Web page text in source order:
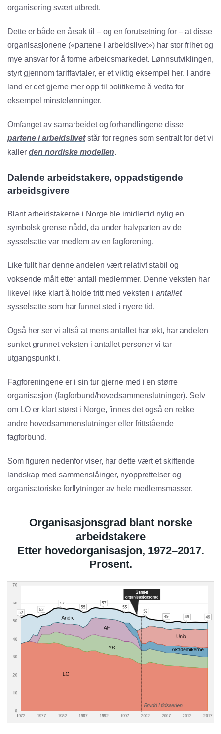
organisering svært utbredt.
Dette er både en årsak til – og en forutsetning for – at disse
organisasjonene («partene i arbeidslivet») har stor frihet og
mye ansvar for å forme arbeidsmarkedet. Lønnsutviklingen,
styrt gjennom tariffavtaler, er et viktig eksempel her. I andre
land er det gjerne mer opp til politikerne å vedta for
eksempel minstelønninger.
Omfanget av samarbeidet og forhandlingene disse
partene i arbeidslivetstår for regnes som sentralt for det vi
kaller den nordiske modellen.
Dalende arbeidstakere, oppadstigende
arbeidsgivere
Blant arbeidstakerne i Norge ble imidlertid nylig en
symbolsk grense nådd, da under halvparten av de
sysselsatte var medlem av en fagforening.
Like fullt har denne andelen vært relativt stabil og
voksende målt etter antall medlemmer. Denne veksten har
likevel ikke klart å holde tritt med veksten i antallet
sysselsatte som har funnet sted i nyere tid.
Også her ser vi altså at mens antallet har økt, har andelen
sunket grunnet veksten i antallet personer vi tar
utgangspunkt i.
Fagforeningene er i sin tur gjerne med i en større
organisasjon (fagforbund/hovedsammenslutninger). Selv
om LO er klart størst i Norge, finnes det også en rekke
andre hovedsammenslutninger eller frittstående
fagforbund.
Som figuren nedenfor viser, har dette vært et skiftende
landskap med sammenslåinger, nyopprettelser og
organisatoriske forflytninger av hele medlemsmasser.
Organisasjonsgrad blant norske
arbeidstakere
Etter hovedorganisasjon, 1972–2017.
Prosent.